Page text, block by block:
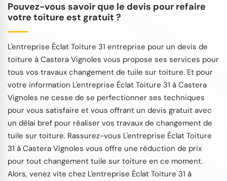
Pouvez-vous savoir que le devis pour refaire
votre toiture est gratuit ?
L'entreprise Éclat Toiture 31 entreprise pour un devis de
toiture à Castera Vignoles vous propose ses services pour
tous vos travaux changement de tuile sur toiture. Et pour
votre information L'entreprise Éclat Toiture 31 à Castera
Vignoles ne cesse de se perfectionner ses techniques
pour vous satisfaire et vous offrant un devis gratuit avec
un délai bref pour réaliser vos travaux de changement de
tuile sur toiture. Rassurez-vous L'entreprise Éclat Toiture
31 à Castera Vignoles vous offre une réduction de prix
pour tout changement tuile sur toiture en ce moment.
Alors, venez vite chez L'entreprise Éclat Toiture 31 à